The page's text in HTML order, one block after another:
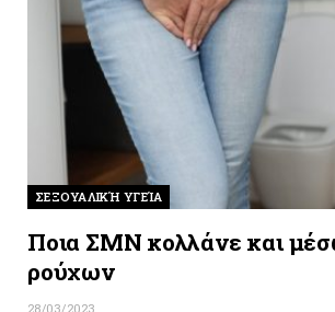
ΣΕΞΟΥΑΛΙΚΉ ΥΓΕΊΑ
Ποια ΣΜΝ κολλάνε και
ρούχων
28/03/2023